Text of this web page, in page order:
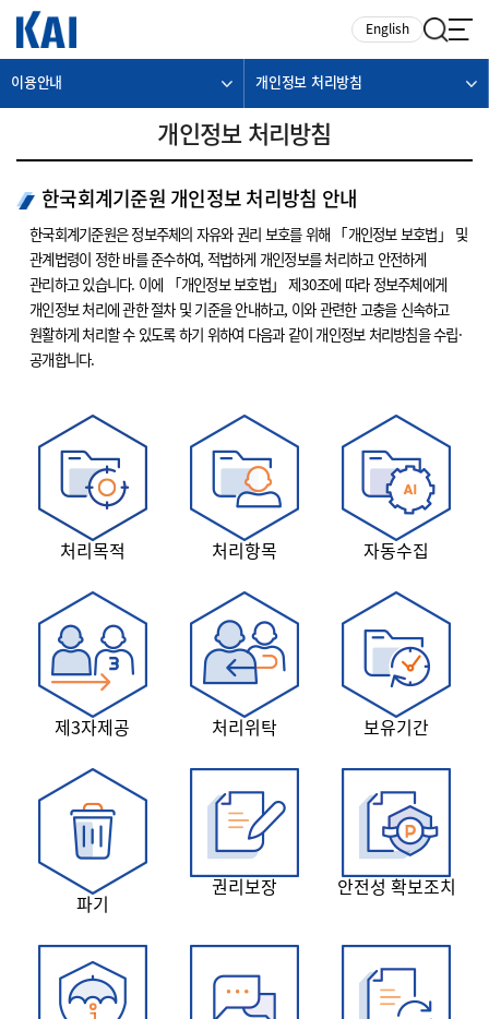
English
이용안내 개인정보 처리방침
개인정보 처리방침
한국회계기준원 개인정보 처리방침 안내
한국회계기준원은 정보주체의 자유와 권리 보호를 위해 「개인정보 보호법」 및
관계법령이 정한 바를 준수하여, 적법하게 개인정보를 처리하고 안전하게
관리하고 있습니다. 이에 「개인정보 보호법」 제30조에 따라 정보주체에게
개인정보 처리에 관한 절차 및 기준을 안내하고, 이와 관련한 고충을 신속하고
원활하게 처리할 수 있도록 하기 위하여 다음과 같이 개인정보 처리방침을 수립·
공개합니다.
처리목적 처리항목 자동수집
제3자제공 처리위탁 보유기간
파기
권리보장 안전성 확보조치